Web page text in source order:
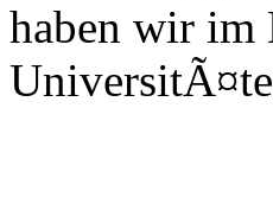
haben wir im